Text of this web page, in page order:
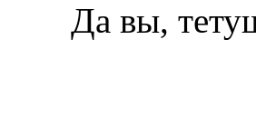
Да вы,